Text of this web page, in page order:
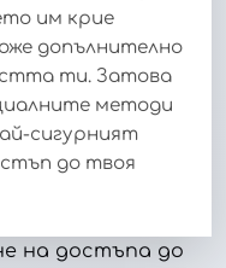
им крие
допълнително
ти. Затова
методи
сигурният
до твоя